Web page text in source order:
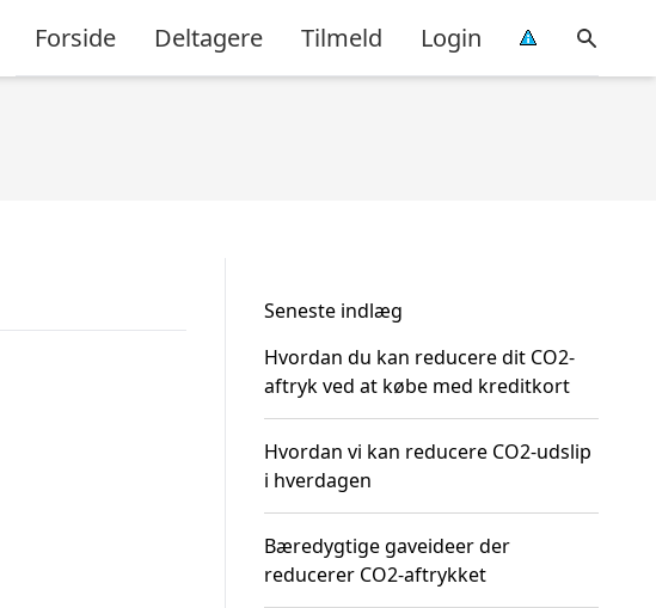
Forside Deltagere Tilmeld Login
Seneste indlæg
Hvordan du kan reducere dit CO2-
aftryk ved at købe med kreditkort
Hvordan vi kan reducere CO2-udslip
i hverdagen
Bæredygtige gaveideer der
reducerer CO2-aftrykket